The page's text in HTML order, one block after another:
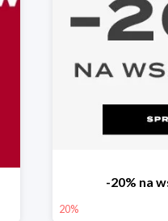
-20% na
20%